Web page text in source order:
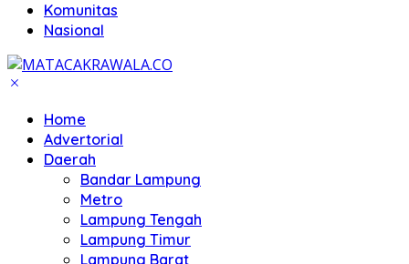
Komunitas
Nasional
Home
Advertorial
Daerah
Bandar Lampung
Metro
Lampung Tengah
Lampung Timur
Lampung Barat